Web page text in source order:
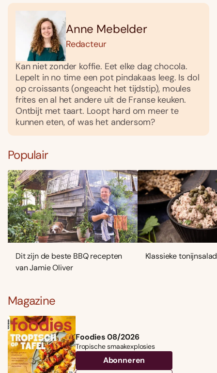
Anne Mebelder
Redacteur
Kan niet zonder koffie. Eet elke dag chocola.
Lepelt in no time een pot pindakaas leeg. Is dol
op croissants (ongeacht het tijdstip), moules
frites en al het andere uit de Franse keuken.
Ontbijt met taart. Loopt hard om meer te
kunnen eten, of was het andersom?
Populair
Dit zijn de beste BBQ recepten
van Jamie Oliver
Klassieke
Magazine
Foodies 08/2026
Tropische smaakexplosies
Abonneren